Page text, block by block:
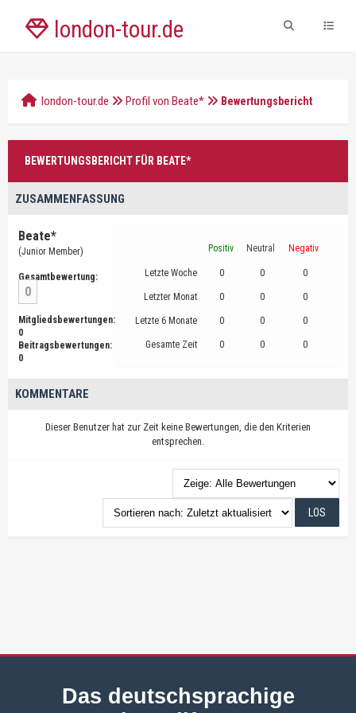
london-tour.de
london-tour.de Profil von Beate* Bewertungsbericht
BEWERTUNGSBERICHT FÜR BEATE*
ZUSAMMENFASSUNG
Beate*
(Junior Member)
Gesamtbewertung:
0
Mitgliedsbewertungen:
0
Beitragsbewertungen:
0
Positiv Neutral Negativ
Letzte Woche 0 0 0
Letzter Monat 0 0 0
Letzte 6 Monate 0 0 0
Gesamte Zeit 0 0 0
KOMMENTARE
Dieser Benutzer hat zur Zeit keine Bewertungen, die den Kriterien
entsprechen.
Das deutschsprachige